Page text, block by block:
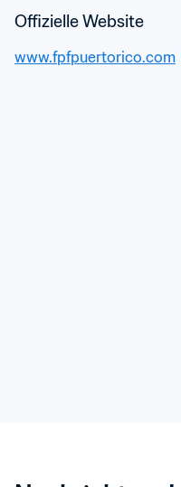
www.fpfpuertorico.com